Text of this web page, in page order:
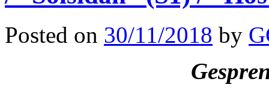
Posted on 30/11/2018 by